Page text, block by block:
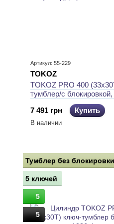
Артикул: 55-229
TOKOZ
TOKOZ PRO 400
тумблер/с
цилиндр, бронза
7 491 грн
Купить
В наличии
Тумблер без блокировки
5 ключей
5
5